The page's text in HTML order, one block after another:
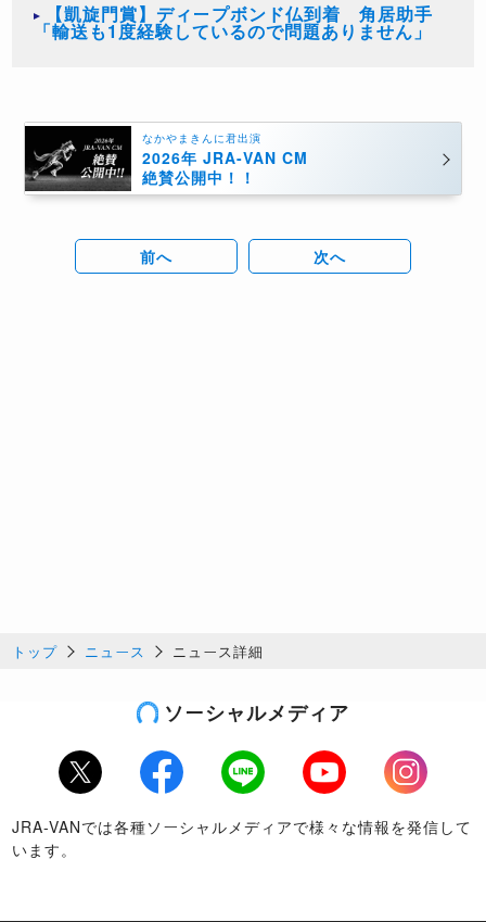
【凱旋門賞】ディープボンド仏到着 角居助手
「輸送も1度経験しているので問題ありません」
なかやまきんに君出演
2026年 JRA-VAN CM
絶賛公開中！！
前へ 次へ
トップ ニュース ニュース詳細
ソーシャルメディア
Twitter Facebook LINE Youtube
Instagram
JRA-VANでは各種ソーシャルメディアで様々な情報を発信して
います。